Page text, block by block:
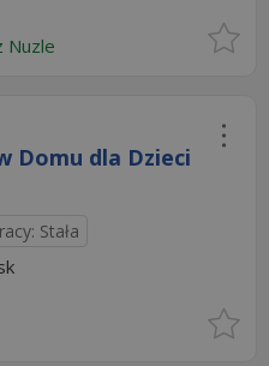
Nuzle
Domu dla Dzieci
Stała